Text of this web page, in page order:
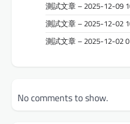
測試文章 – 2025-12-09
測試文章 – 2025-12-02
測試文章 – 2025-12-02
No comments to show.